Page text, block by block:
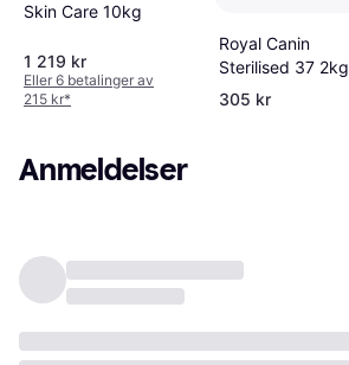
Skin Care 10kg
1 219 kr
Eller 6 betalinger av
215 kr*
Royal Canin
Sterilised 37 2kg
305 kr
Anmeldelser